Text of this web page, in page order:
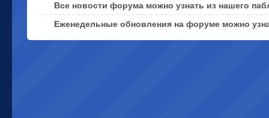
Все новости форума можно узнать из нашего
Еженедельные обновления на форуме можно